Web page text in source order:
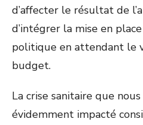
d’affecter le résultat de
d’intégrer la mise en
politique en attendant le
budget.
La crise sanitaire que
évidemment impacté